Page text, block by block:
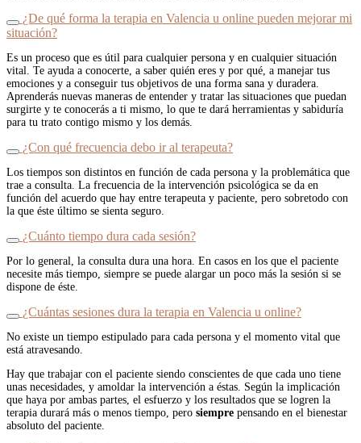
¿De qué forma la terapia en Valencia u online pueden mejorar mi
situación?
Es un proceso que es útil para cualquier persona y en cualquier situación
vital. Te ayuda a conocerte, a saber quién eres y por qué, a manejar tus
emociones y a conseguir tus objetivos de una forma sana y duradera.
Aprenderás nuevas maneras de entender y tratar las situaciones que puedan
surgirte y te conocerás a ti mismo, lo que te dará herramientas y sabiduría
para tu trato contigo mismo y los demás.
¿Con qué frecuencia debo ir al terapeuta?
Los tiempos son distintos en función de cada persona y la problemática que
trae a consulta. La frecuencia de la intervención psicológica se da en
función del acuerdo que hay entre terapeuta y paciente, pero sobretodo con
la que éste último se sienta seguro.
¿Cuánto tiempo dura cada sesión?
Por lo general, la consulta dura una hora. En casos en los que el paciente
necesite más tiempo, siempre se puede alargar un poco más la sesión si se
dispone de éste.
¿Cuántas sesiones dura la terapia en Valencia u online?
No existe un tiempo estipulado para cada persona y el momento vital que
está atravesando.
Hay que trabajar con el paciente siendo conscientes de que cada uno tiene
unas necesidades, y amoldar la intervención a éstas. Según la implicación
que haya por ambas partes, el esfuerzo y los resultados que se logren la
terapia durará más o menos tiempo, pero siempre pensando en el bienestar
absoluto del paciente.